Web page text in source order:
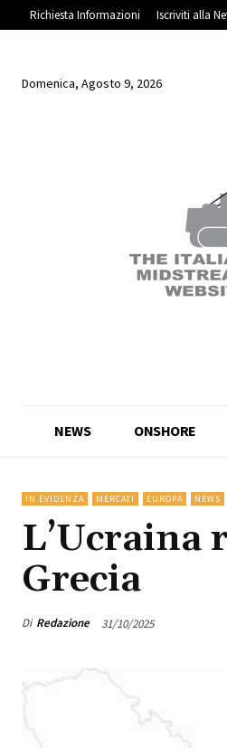
Richiesta Informazioni Iscriviti alla
Domenica, Agosto 9, 2026
NEWS ONSHORE
IN EVIDENZA MERCATI EUROPA NEWS
L’Ucraina
Grecia
Di Redazione 31/10/2025